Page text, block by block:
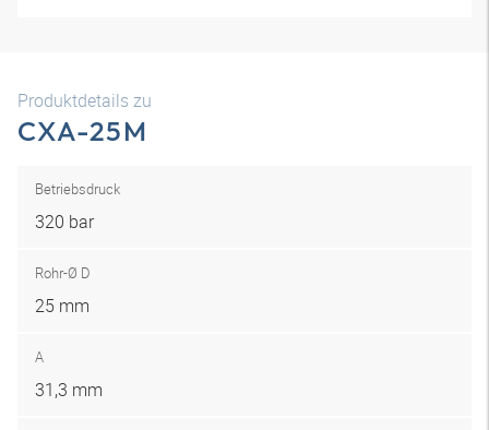
Produktdetails zu
CXA-25M
Betriebsdruck
320 bar
Rohr-Ø D
25 mm
A
31,3 mm